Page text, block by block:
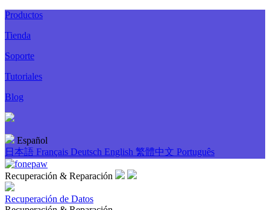
Productos
Tienda
Soporte
Tutoriales
Blog
Español
日本語 Français Deutsch English 繁體中文 Português
Recuperación & Reparación
Recuperación de Datos